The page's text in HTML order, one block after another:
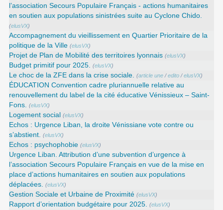
l’association Secours Populaire Français - actions humanitaires
en soutien aux populations sinistrées suite au Cyclone Chido.
(elusVX)
Accompagnement du vieillissement en Quartier Prioritaire de la
politique de la Ville (elusVX)
Projet de Plan de Mobilité des territoires lyonnais (elusVX)
Budget primitif pour 2025. (elusVX)
Le choc de la ZFE dans la crise sociale. (article une /edito /elusVX)
ÉDUCATION Convention cadre pluriannuelle relative au
renouvellement du label de la cité éducative Vénissieux – Saint-
Fons.
(elusVX)
Logement social (elusVX)
Echos : Urgence Liban, la droite Vénissiane vote contre ou
s’abstient.
(elusVX)
Echos : psychophobie (elusVX)
Urgence Liban. Attribution d’une subvention d’urgence à
l’association Secours Populaire Français en vue de la mise en
place d’actions humanitaires en soutien aux populations
déplacées.
(elusVX)
Gestion Sociale et Urbaine de Proximité (elusVX)
Rapport d’orientation budgétaire pour 2025. (elusVX)